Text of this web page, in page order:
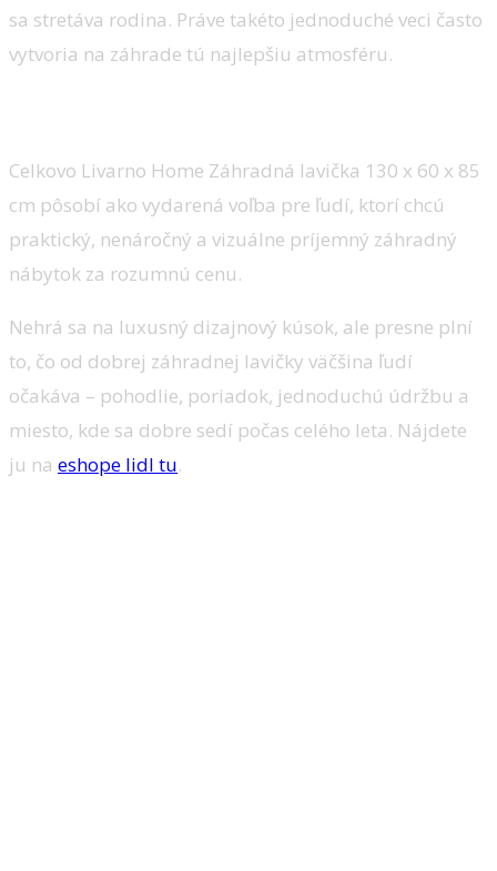
sa stretáva rodina. Práve takéto jednoduché veci často
vytvoria na záhrade tú najlepšiu atmosféru.
Celkovo Livarno Home Záhradná lavička 130 x 60 x 85
cm pôsobí ako vydarená voľba pre ľudí, ktorí chcú
praktický, nenáročný a vizuálne príjemný záhradný
nábytok za rozumnú cenu.
Nehrá sa na luxusný dizajnový kúsok, ale presne plní
to, čo od dobrej záhradnej lavičky väčšina ľudí
očakáva – pohodlie, poriadok, jednoduchú údržbu a
miesto, kde sa dobre sedí počas celého leta. Nájdete
ju na eshope lidl tu.